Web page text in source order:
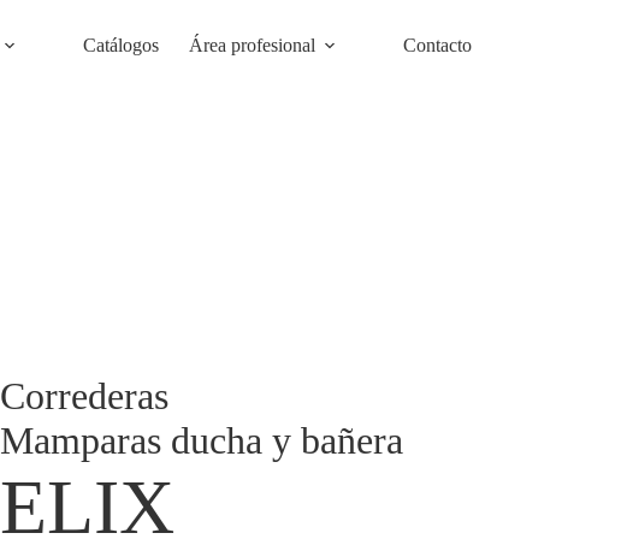
Catálogos Área profesional Contacto
Correderas
Mamparas ducha y bañera
ELIX